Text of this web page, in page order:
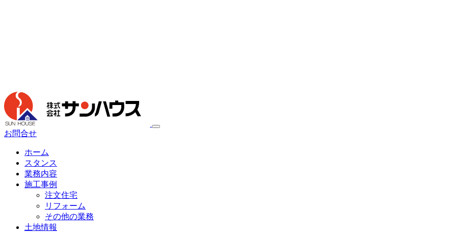
お問合せ
ホーム
スタンス
業務内容
施工事例
注文住宅
リフォーム
その他の業務
土地情報